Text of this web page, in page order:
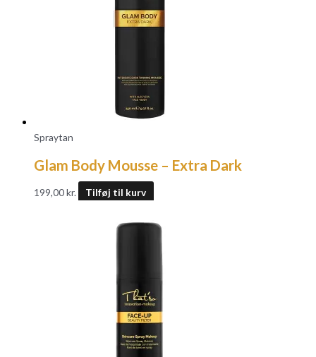
Spraytan
Glam Body Mousse – Extra Dark
199,00kr. Tilføj til kurv